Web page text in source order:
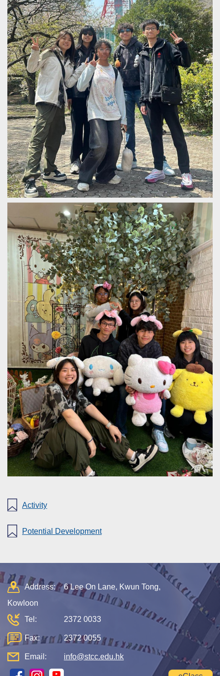
Activity
Potential Development
Address:
6 Lee On Lane, Kwun Tong,
Kowloon
Tel:
2372 0033
Fax: 2372 0055
Email: info@stcc.edu.hk